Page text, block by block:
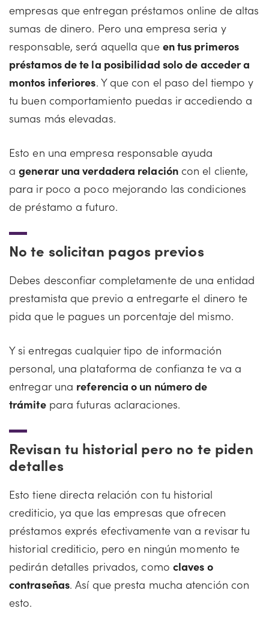
empresas que entregan préstamos online de altas
sumas de dinero. Pero una empresa seria y
responsable, será aquella que en tus primeros
préstamos de te la posibilidad solo de acceder a
montos inferiores. Y que con el paso del tiempo y
tu buen comportamiento puedas ir accediendo a
sumas más elevadas.
Esto en una empresa responsable ayuda
agenerar una verdadera relacióncon el cliente,
para ir poco a poco mejorando las condiciones
de préstamo a futuro.
No te solicitan pagos previos
Debes desconfiar completamente de una entidad
prestamista que previo a entregarte el dinero te
pida que le pagues un porcentaje del mismo.
Y si entregas cualquier tipo de información
personal, una plataforma de confianza te va a
entregar una referencia o un número de
trámitepara futuras aclaraciones.
Revisan tu historial pero no te piden
detalles
Esto tiene directa relación con tu historial
crediticio, ya que las empresas que ofrecen
préstamos exprés efectivamente van a revisar tu
historial crediticio, pero en ningún momento te
pedirán detalles privados, como claves o
contraseñas. Así que presta mucha atención con
esto.